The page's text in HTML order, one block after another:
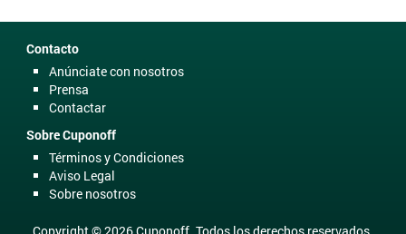
Contacto
Anúnciate con nosotros
Prensa
Contactar
Sobre Cuponoff
Términos y Condiciones
Aviso Legal
Sobre nosotros